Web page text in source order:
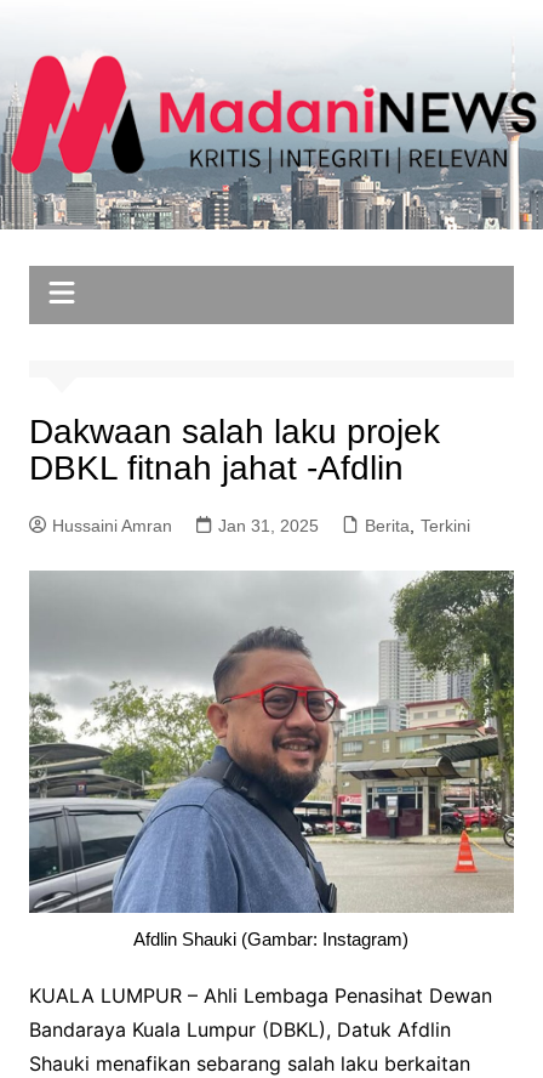
content
Dakwaan salah laku projek
DBKL fitnah jahat -Afdlin
Hussaini Amran Jan 31, 2025 Berita, Terkini
Afdlin Shauki (Gambar: Instagram)
KUALA LUMPUR – Ahli Lembaga Penasihat Dewan
Bandaraya Kuala Lumpur (DBKL), Datuk Afdlin
Shauki menafikan sebarang salah laku berkaitan